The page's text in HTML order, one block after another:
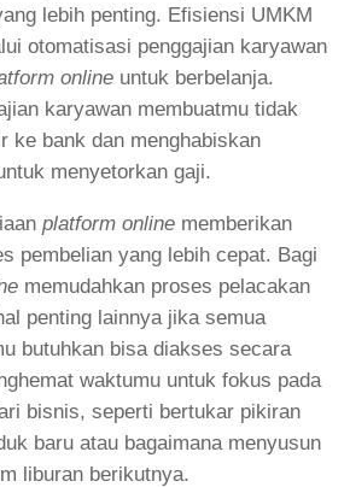
lebih penting. Efisiensi UMKM
otomatisasi penggajian karyawan
online untuk berbelanja.
karyawan membuatmu tidak
ke bank dan menghabiskan
menyetorkan gaji.
platform online memberikan
pembelian yang lebih cepat. Bagi
memudahkan proses pelacakan
penting lainnya jika semua
butuhkan bisa diakses secara
waktumu untuk fokus pada
bisnis, seperti bertukar pikiran
baru atau bagaimana menyusun
liburan berikutnya.